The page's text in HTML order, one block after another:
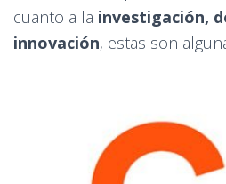
cuanto a la investigación,
innovación, estas son